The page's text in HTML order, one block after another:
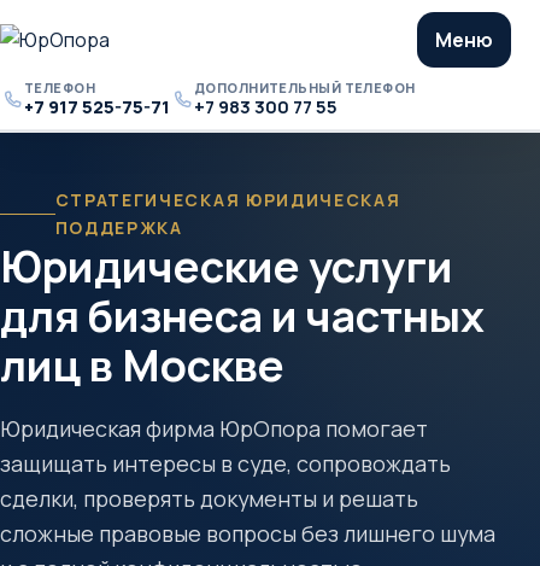
Телефон
ТЕЛЕФОН
+7 917 525-75-71 Дополнительный
телефон
ДОПОЛНИТЕЛЬНЫЙ ТЕЛЕФОН
+7 983 300 77 55
Меню
СТРАТЕГИЧЕСКАЯ ЮРИДИЧЕСКАЯ
ПОДДЕРЖКА
Юридические услуги
для бизнеса и частных
лиц в Москве
Юридическая фирма ЮрОпора помогает
защищать интересы в суде, сопровождать
сделки, проверять документы и решать
сложные правовые вопросы без лишнего шума